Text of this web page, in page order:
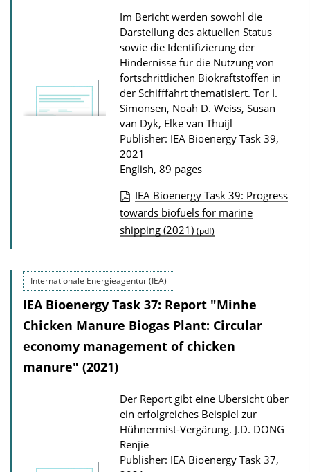
i
o
n
D
o
w
n
l
o
d
s
Im Bericht werden sowohl die
Darstellung des aktuellen Status
sowie die Identifizierung der
Hindernisse für die Nutzung von
fortschrittlichen Biokraftstoffen in
der Schifffahrt thematisiert. Tor I.
Simonsen, Noah D. Weiss, Susan
van Dyk, Elke van Thuijl
Publisher: IEA Bioenergy Task 39,
2021
English, 89 pages
P
u
l
i
c
a
t
n
D
o
w
IEA Bioenergy Task 39: Progress
towards biofuels for marine
shipping (2021) (pdf)
Internationale Energieagentur (IEA)
IEA Bioenergy Task 37: Report "Minhe
Chicken Manure Biogas Plant: Circular
economy management of chicken
manure" (2021)
Der Report gibt eine Übersicht über
ein erfolgreiches Beispiel zur
Hühnermist-Vergärung. J.D. DONG
Renjie
Publisher: IEA Bioenergy Task 37,